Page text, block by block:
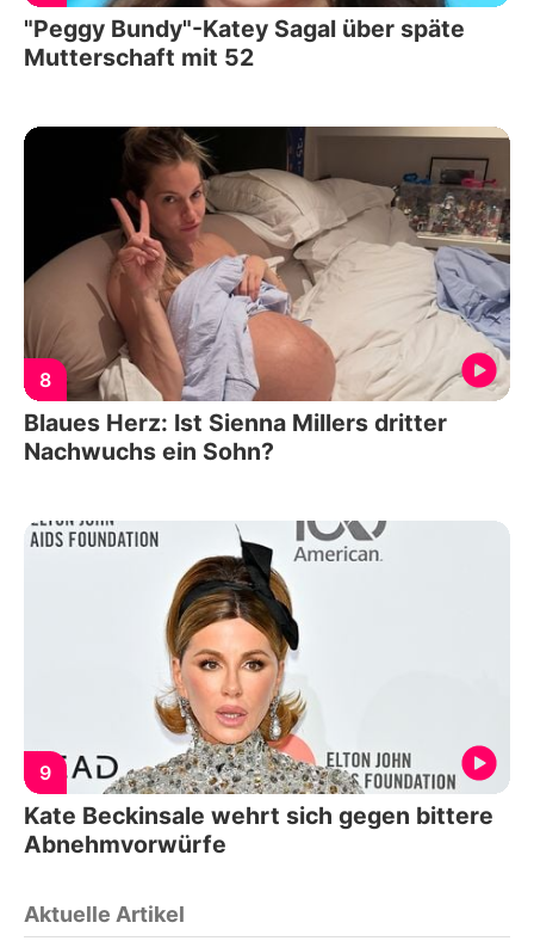
"Peggy Bundy"-Katey Sagal über späte
Mutterschaft mit 52
8
Blaues Herz: Ist Sienna Millers dritter
Nachwuchs ein Sohn?
9
Kate Beckinsale wehrt sich gegen bittere
Abnehmvorwürfe
Aktuelle Artikel